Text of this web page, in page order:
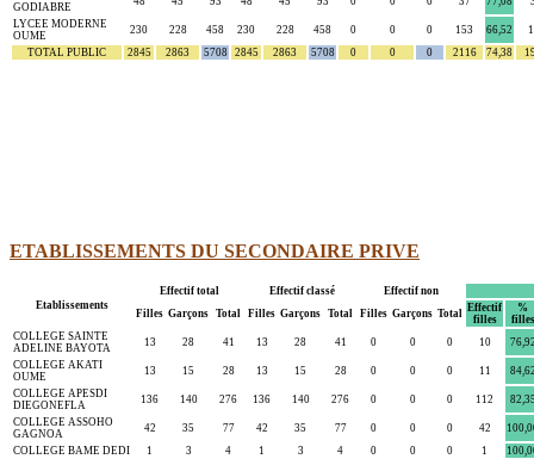
GODIABRE
LYCEE MODERNE
OUME
230 228 458 230 228 458 0 0 0 153 66,52
TOTAL PUBLIC
2845 2863 5708 2845 2863 5708 0 0 0 2116 74,38
ETABLISSEMENTS DU SECONDAIRE PRIVE
Etablissements
Effectif total Effectif classé
Effectif non
Filles Garçons Total Filles Garçons Total Filles Garçons Total Effectif
filles
%
filles
COLLEGE SAINTE
ADELINE BAYOTA
13 28 41 13 28 41 0 0 0 10
COLLEGE AKATI
OUME
13 15 28 13 15 28 0 0 0 11
COLLEGE APESDI
DIEGONEFLA
136 140 276 136 140 276 0 0 0 112
COLLEGE ASSOHO
GAGNOA
42 35 77 42 35 77 0 0 0 42
COLLEGE BAME DEDI
1 3 4 1 3 4 0 0 0 1